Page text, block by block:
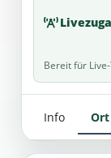
Bereit für
Info Ort